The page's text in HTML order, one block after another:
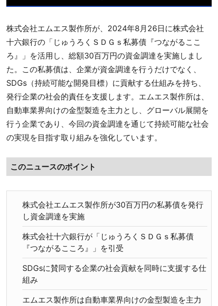
株式会社エムエス製作所が、2024年8月26日に株式会社
十六銀行の「じゅうろくＳＤＧｓ私募債『つながるここ
ろ』」を活用し、総額30百万円の資金調達を実施しまし
た。この私募債は、企業が資金調達を行うだけでなく、
SDGs（持続可能な開発目標）に貢献する仕組みを持ち、
発行企業の社会的責任を支援します。エムエス製作所は、
自動車業界向けの金型製造を主力とし、グローバル展開を
行う企業であり、今回の資金調達を通じて持続可能な社会
の実現を目指す取り組みを強化しています。
このニュースのポイント
株式会社エムエス製作所が30百万円の私募債を発行
し資金調達を実施
株式会社十六銀行が「じゅうろくＳＤＧｓ私募債
『つながるこころ』」を引受
SDGsに賛同する企業の社会貢献を同時に支援する仕
組み
エムエス製作所は自動車業界向けの金型製造を主力